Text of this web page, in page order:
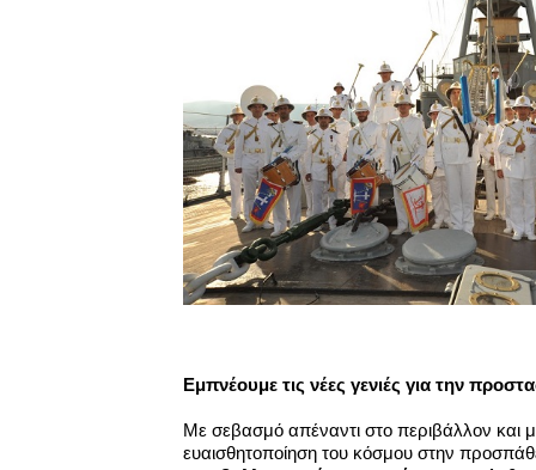
Εμπνέουμε τις νέες γενιές για την
Με σεβασμό απέναντι στο περιβάλλον και
ευαισθητοποίηση του κόσμου στην